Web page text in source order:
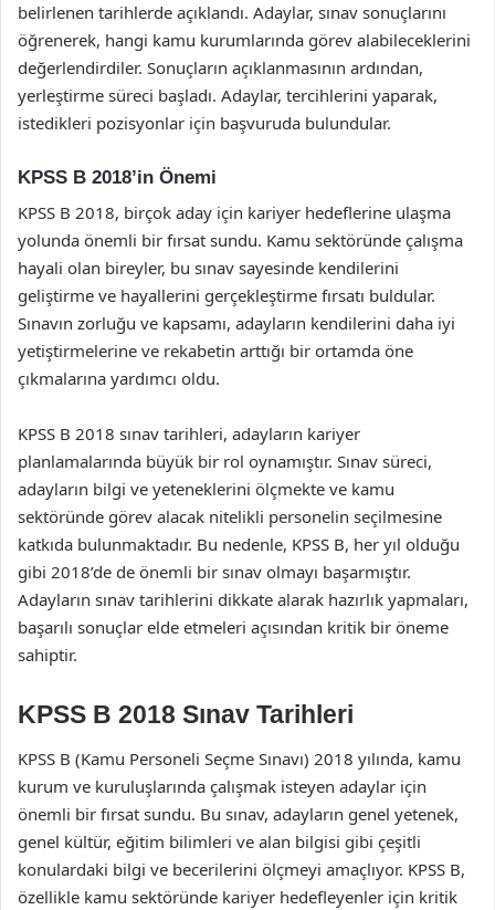
belirlenen tarihlerde açıklandı. Adaylar, sınav sonuçlarını
öğrenerek, hangi kamu kurumlarında görev alabileceklerini
değerlendirdiler. Sonuçların açıklanmasının ardından,
yerleştirme süreci başladı. Adaylar, tercihlerini yaparak,
istedikleri pozisyonlar için başvuruda bulundular.
KPSS B 2018’in Önemi
KPSS B 2018, birçok aday için kariyer hedeflerine ulaşma
yolunda önemli bir fırsat sundu. Kamu sektöründe çalışma
hayali olan bireyler, bu sınav sayesinde kendilerini
geliştirme ve hayallerini gerçekleştirme fırsatı buldular.
Sınavın zorluğu ve kapsamı, adayların kendilerini daha iyi
yetiştirmelerine ve rekabetin arttığı bir ortamda öne
çıkmalarına yardımcı oldu.
KPSS B 2018 sınav tarihleri, adayların kariyer
planlamalarında büyük bir rol oynamıştır. Sınav süreci,
adayların bilgi ve yeteneklerini ölçmekte ve kamu
sektöründe görev alacak nitelikli personelin seçilmesine
katkıda bulunmaktadır. Bu nedenle, KPSS B, her yıl olduğu
gibi 2018’de de önemli bir sınav olmayı başarmıştır.
Adayların sınav tarihlerini dikkate alarak hazırlık yapmaları,
başarılı sonuçlar elde etmeleri açısından kritik bir öneme
sahiptir.
KPSS B 2018 Sınav Tarihleri
KPSS B (Kamu Personeli Seçme Sınavı) 2018 yılında, kamu
kurum ve kuruluşlarında çalışmak isteyen adaylar için
önemli bir fırsat sundu. Bu sınav, adayların genel yetenek,
genel kültür, eğitim bilimleri ve alan bilgisi gibi çeşitli
konulardaki bilgi ve becerilerini ölçmeyi amaçlıyor. KPSS B,
özellikle kamu sektöründe kariyer hedefleyenler için kritik